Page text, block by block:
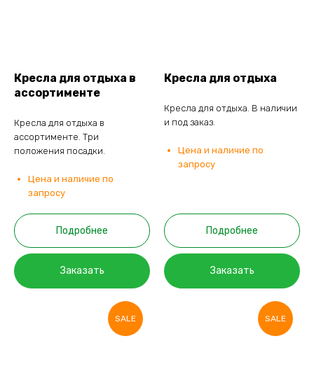
Кресла для отдыха в
ассортименте
Кресла для отдыха в
ассортименте. Три
положения посадки.
Цена и наличие по
запросу
Подробнее
Заказать
Кресла для отдыха
Кресла для отдыха. В наличии
и под заказ.
Цена и наличие по
запросу
Подробнее
Заказать
SALE SALE